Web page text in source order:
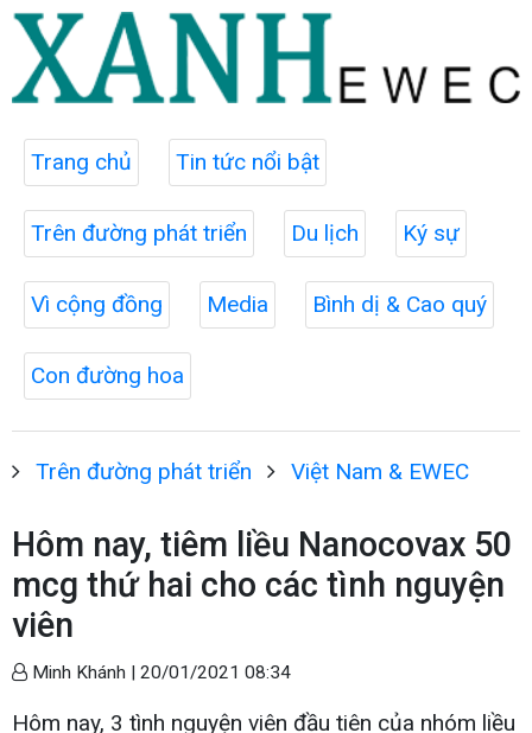
Trang chủ Tin tức nổi bật
Trên đường phát triển Du lịch Ký sự
Vì cộng đồng Media Bình dị & Cao quý
Con đường hoa
Trên đường phát triển Việt Nam & EWEC
Hôm nay, tiêm liều Nanocovax 50
mcg thứ hai cho các tình nguyện
viên
Minh Khánh | 20/01/2021 08:34
Hôm nay, 3 tình nguyện viên đầu tiên của nhóm liều